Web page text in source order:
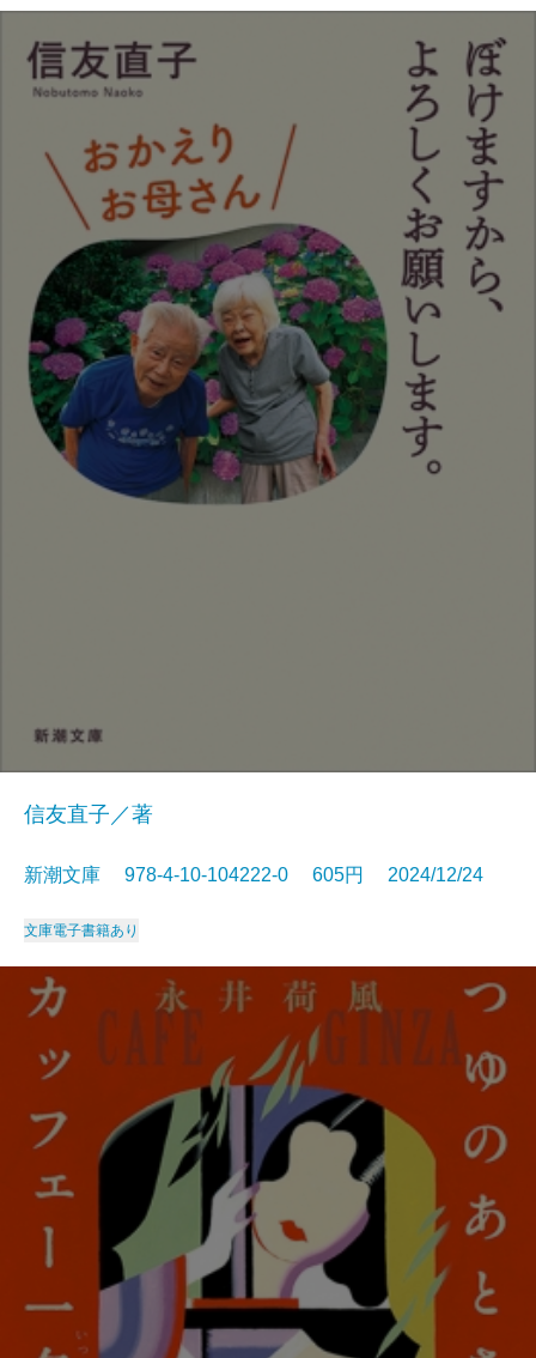
信友直子／著
新潮文庫 978-4-10-104222-0 605円 2024/12/24
文庫電子書籍あり